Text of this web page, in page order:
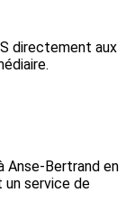
directement aux
Anse-Bertrand en
service de